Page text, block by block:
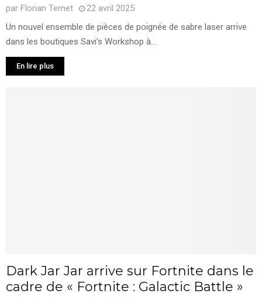
par Florian Ternet
22 avril 2025
Un nouvel ensemble de pièces de poignée de sabre laser arrive
dans les boutiques Savi’s Workshop à...
En lire plus
Dark Jar Jar arrive sur Fortnite dans le
cadre de « Fortnite : Galactic Battle »